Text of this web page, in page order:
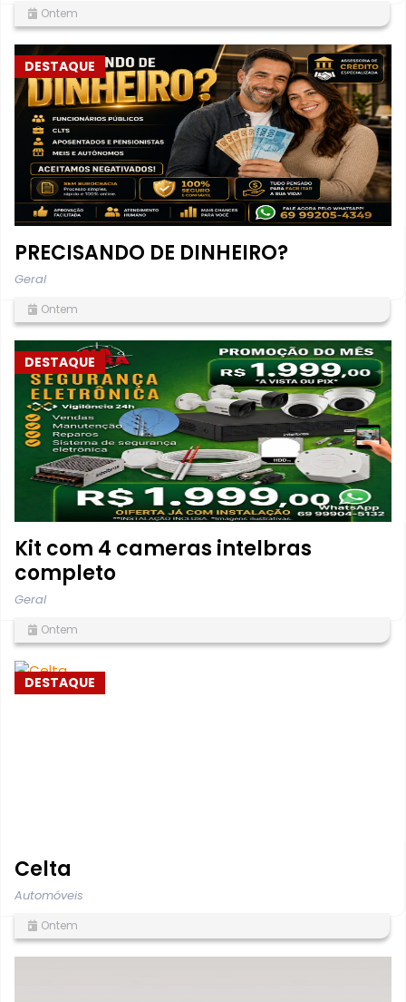
Ontem
DESTAQUE
PRECISANDO DE DINHEIRO?
Geral
Ontem
DESTAQUE
Kit com 4 cameras intelbras
completo
Geral
Ontem
DESTAQUE
Celta
Automóveis
Ontem